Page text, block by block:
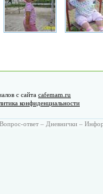
с сайта cafemam.ru
конфиденциальности
Вопрос-ответ – Дневнички –